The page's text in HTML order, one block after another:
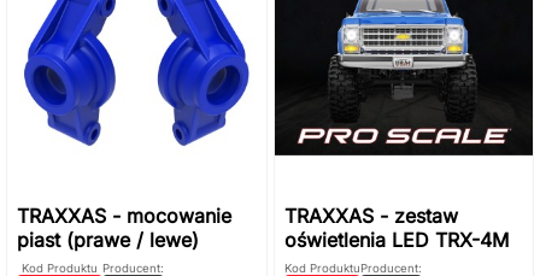
TRAXXAS - mocowanie
piast (prawe / lewe)
Kod Produktu Producent:
TRAXXAS - zestaw
oświetlenia LED TRX-4M
Kod ProduktuProducent: